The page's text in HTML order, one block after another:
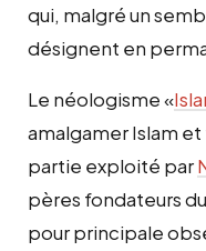
qui, malgré un
désignent en
Le néologisme «
amalgamer Islam
partie exploité par
pères fondateurs
pour principale